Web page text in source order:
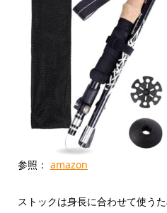
参照： amazon
ストックは身長に合わせて使う